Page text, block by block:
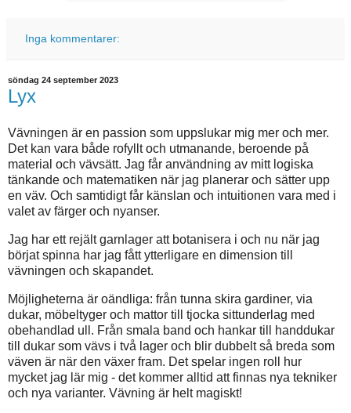
Inga kommentarer:
söndag 24 september 2023
Lyx
Vävningen är en passion som uppslukar mig mer och mer.
Det kan vara både rofyllt och utmanande, beroende på
material och vävsätt. Jag får användning av mitt logiska
tänkande och matematiken när jag planerar och sätter upp
en väv. Och samtidigt får känslan och intuitionen vara med i
valet av färger och nyanser.
Jag har ett rejält garnlager att botanisera i och nu när jag
börjat spinna har jag fått ytterligare en dimension till
vävningen och skapandet.
Möjligheterna är oändliga: från tunna skira gardiner, via
dukar, möbeltyger och mattor till tjocka sittunderlag med
obehandlad ull. Från smala band och hankar till handdukar
till dukar som vävs i två lager och blir dubbelt så breda som
väven är när den växer fram. Det spelar ingen roll hur
mycket jag lär mig - det kommer alltid att finnas nya tekniker
och nya varianter. Vävning är helt magiskt!